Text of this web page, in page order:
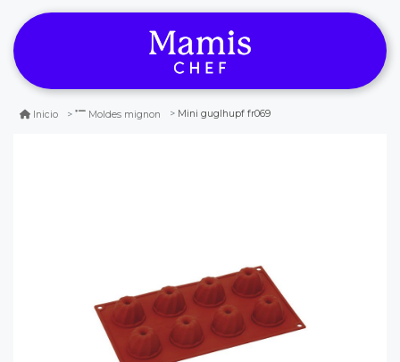
Inicio Moldes mignon Mini guglhupf fr069